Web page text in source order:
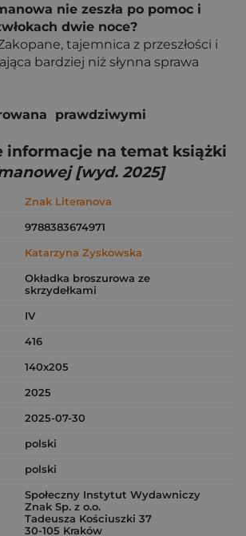
nie zeszła po pomoc i
dwie noce?
tajemnica z przeszłości i
bardziej niż słynna sprawa
prawdziwymi
informacje na temat książki
[wyd. 2025]
Znak Literanova
9788383674971
Katarzyna Zyskowska
Okładka broszurowa ze
skrzydełkami
IV
416
140x205
2025
2025-07-30
polski
polski
Społeczny Instytut Wydawniczy
Znak Sp. z o.o.
Tadeusza Kościuszki 37
30-105 Kraków